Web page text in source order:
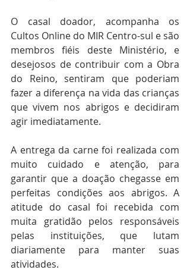
O casal doador, acompanha os
Cultos Online do MIR Centro-sul e são
membros fiéis deste Ministério, e
desejosos de contribuir com a Obra
do Reino, sentiram que poderiam
fazer a diferença na vida das crianças
que vivem nos abrigos e decidiram
agir imediatamente.
A entrega da carne foi realizada com
muito cuidado e atenção, para
garantir que a doação chegasse em
perfeitas condições aos abrigos. A
atitude do casal foi recebida com
muita gratidão pelos responsáveis
pelas instituições, que lutam
diariamente para manter suas
atividades.